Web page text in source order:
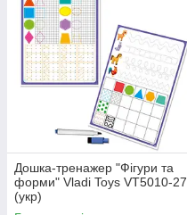
Дошка-тренажер "Фігури та
форми" Vladi Toys VT5010-27
(укр)